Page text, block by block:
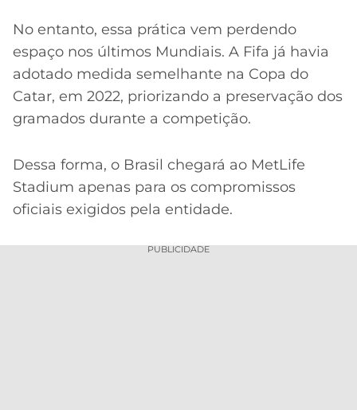
No entanto, essa prática vem perdendo
espaço nos últimos Mundiais. A Fifa já havia
adotado medida semelhante na Copa do
Catar, em 2022, priorizando a preservação dos
gramados durante a competição.
Dessa forma, o Brasil chegará ao MetLife
Stadium apenas para os compromissos
oficiais exigidos pela entidade.
PUBLICIDADE